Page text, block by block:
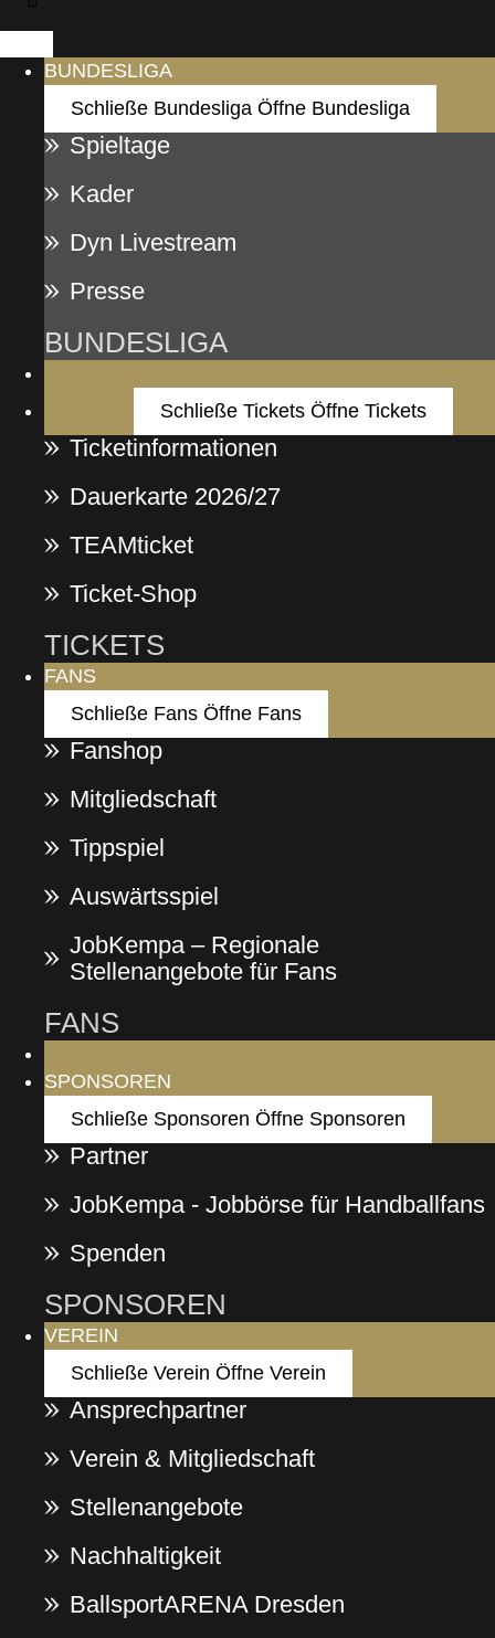
BUNDESLIGA
Schließe Bundesliga Öffne Bundesliga
Spieltage
Kader
Dyn Livestream
Presse
BUNDESLIGA
Schließe Tickets Öffne Tickets
Ticketinformationen
Dauerkarte 2026/27
TEAMticket
Ticket-Shop
TICKETS
FANS
Schließe Fans Öffne Fans
Fanshop
Mitgliedschaft
Tippspiel
Auswärtsspiel
JobKempa – Regionale
Stellenangebote für Fans
FANS
SPONSOREN
Schließe Sponsoren Öffne Sponsoren
Partner
JobKempa - Jobbörse für Handballfans
Spenden
SPONSOREN
VEREIN
Schließe Verein Öffne Verein
Ansprechpartner
Verein & Mitgliedschaft
Stellenangebote
Nachhaltigkeit
BallsportARENA Dresden